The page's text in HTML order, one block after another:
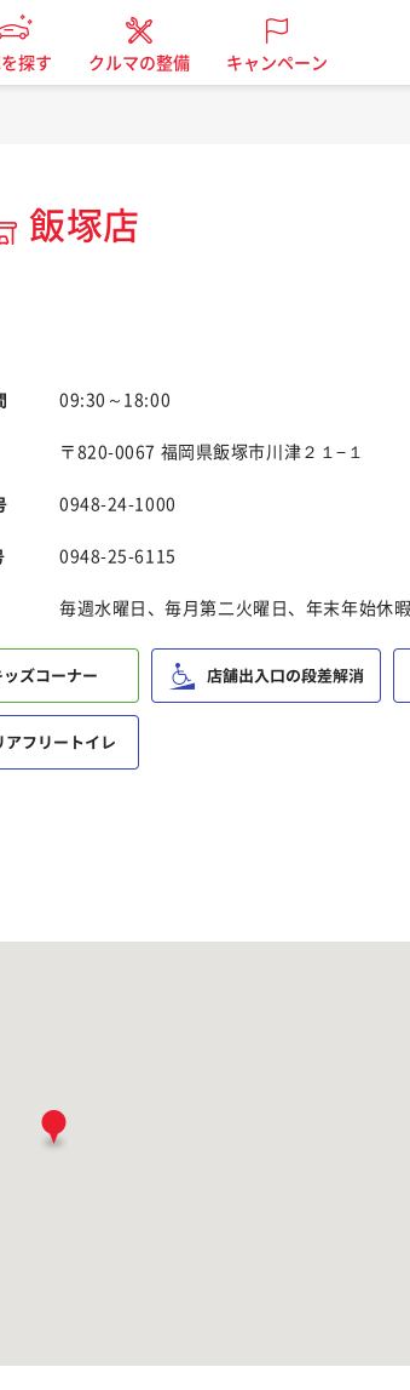
探す クルマの整備 キャンペーン
飯塚店
09:30～18:00
〒820-0067 福岡県飯塚市川津２１−１
0948-24-1000
0948-25-6115
毎週水曜日、毎月第二火曜日、年末年始休